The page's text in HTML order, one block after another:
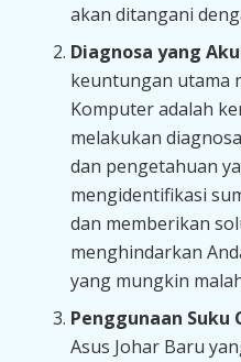
akan ditangani
Diagnosa yang
keuntungan utama
Komputer adalah
melakukan
dan pengetahuan
mengidentifikasi
dan memberikan
menghindarkan
yang mungkin
Penggunaan Suku
Asus Johar Baru